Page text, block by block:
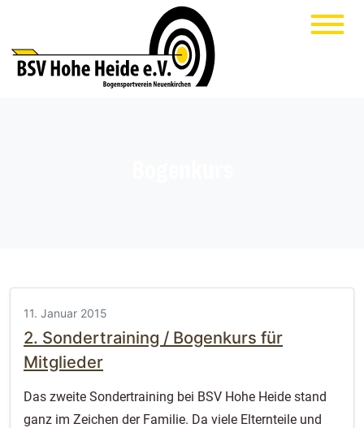
11. Januar 2015
2. Sondertraining / Bogenkurs für
Mitglieder
Das zweite Sondertraining bei BSV Hohe Heide stand
ganz im Zeichen der Familie. Da viele Elternteile und